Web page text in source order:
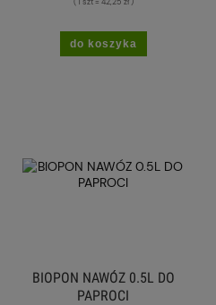
do koszyka
BIOPON NAWÓZ 0.5L DO
PAPROCI